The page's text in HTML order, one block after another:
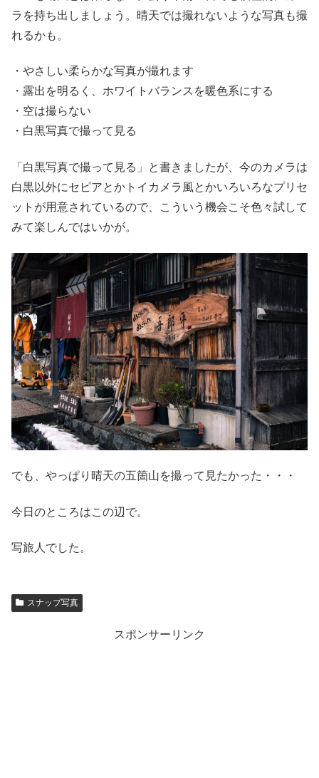
ラを持ち出しましょう。晴天では撮れないような写真も撮
れるかも。
・やさしい柔らかな写真が撮れます
・露出を明るく、ホワイトバランスを暖色系にする
・空は撮らない
・白黒写真で撮って見る
「白黒写真で撮って見る」と書きましたが、今のカメラは
白黒以外にセピアとかトイカメラ風とかいろいろなプリセ
ットが用意されているので、こういう機会こそ色々試して
みて楽しんではいかが。
でも、やっぱり晴天の五箇山を撮って見たかった・・・
今日のところはこの辺で。
写旅人でした。
スナップ写真
スポンサーリンク